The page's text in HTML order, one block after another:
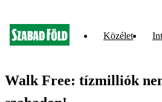
Közélet
Walk Free: tízmilliók